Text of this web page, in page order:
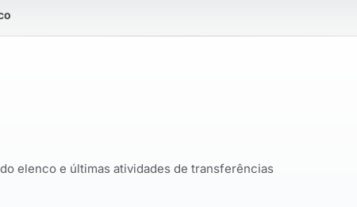
elenco e últimas atividades de transferências